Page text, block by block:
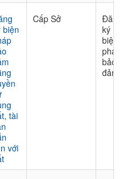
biện
tài
với
Cấp Sở
Đăng
ký
biện
pháp
bảo
đảm